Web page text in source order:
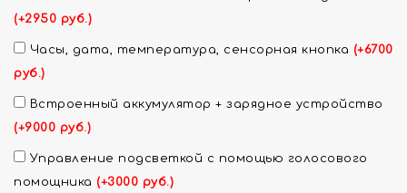
(+2950 руб.)
Часы, дата, температура, сенсорная кнопка (+6700
руб.)
Встроенный аккумулятор + зарядное устройство
(+9000 руб.)
Управление подсветкой с помощью голосового
помощника (+3000 руб.)